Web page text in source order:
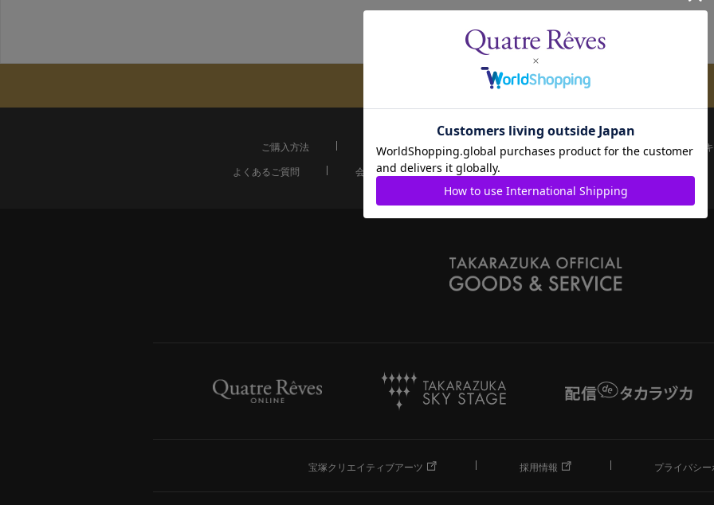
メールマガジンのご案内
ご購入方法 配送について お支払い方法 決済について
よくあるご質問
会員ページ 宝塚歌劇共通ID新規会員登録
宝塚クリエイティブアーツ 採用情報 プライバシ